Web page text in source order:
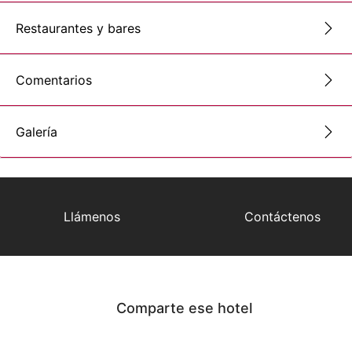
Restaurantes y bares
Comentarios
Galería
Llámenos Contáctenos
Comparte ese hotel